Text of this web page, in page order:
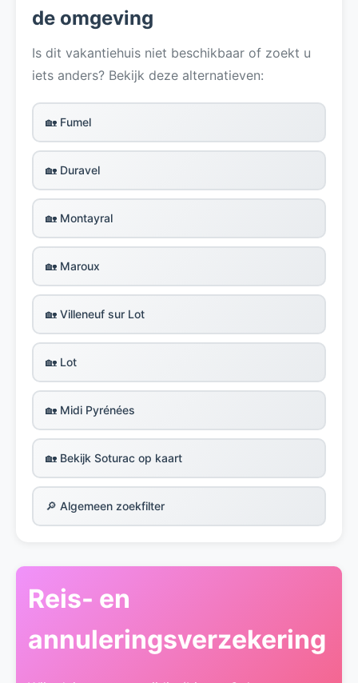
de omgeving
Is dit vakantiehuis niet beschikbaar of zoekt u
iets anders? Bekijk deze alternatieven:
🏡 Fumel
🏡 Duravel
🏡 Montayral
🏡 Maroux
🏡 Villeneuf sur Lot
🏡 Lot
🏡 Midi Pyrénées
🏡 Bekijk Soturac op kaart
🔎 Algemeen zoekfilter
Reis- en
annuleringsverzekering